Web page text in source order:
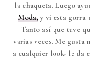
la chaqueta. Luego
Moda,y vi esta gorra
Tanto así que tuve
varias veces. Me gusta
a cualquier look- le da